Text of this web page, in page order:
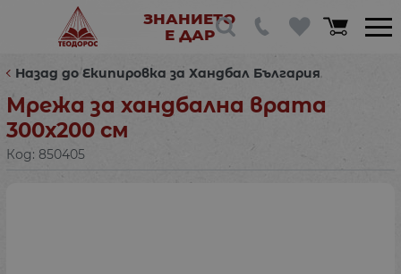
ЗНАНИЕТО
Е ДАР
Назад до Екипировка за Хандбал България
Мрежа за хандбална врата
300х200 см
Код: 850405